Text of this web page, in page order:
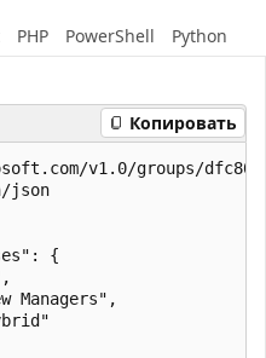
PHP PowerShell Python
Копировать
v1.0/groups/
json
{
Managers",